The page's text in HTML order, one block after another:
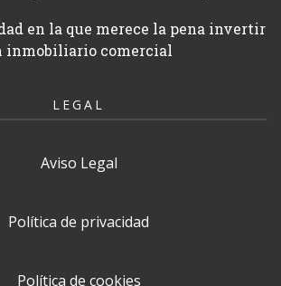
en la que merece la pena invertir
inmobiliario comercial
LEGAL
Aviso Legal
Política de privacidad
Política de cookies